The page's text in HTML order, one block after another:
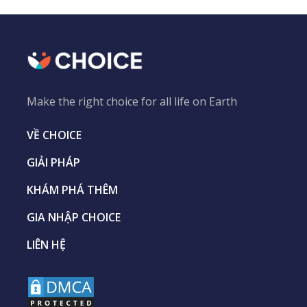
Make the right choice for all life on Earth
VỀ CHOICE
GIẢI PHÁP
KHÁM PHÁ THÊM
GIA NHẬP CHOICE
LIÊN HỆ